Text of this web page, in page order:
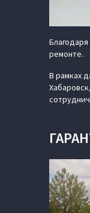
ремонте.
В рамках